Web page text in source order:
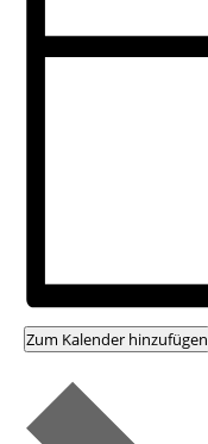
Zum Kalender hinzufügen